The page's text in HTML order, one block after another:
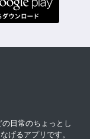
日常のちょっとし
げるアプリです。